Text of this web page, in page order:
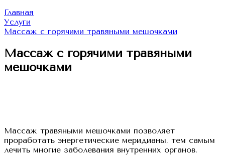
Главная
Услуги
Массаж с горячими травяными мешочками
Массаж с горячими травяными
мешочками
Массаж травяными мешочками позволяет
проработать энергетические меридианы, тем самым
лечить многие заболевания внутренних органов.